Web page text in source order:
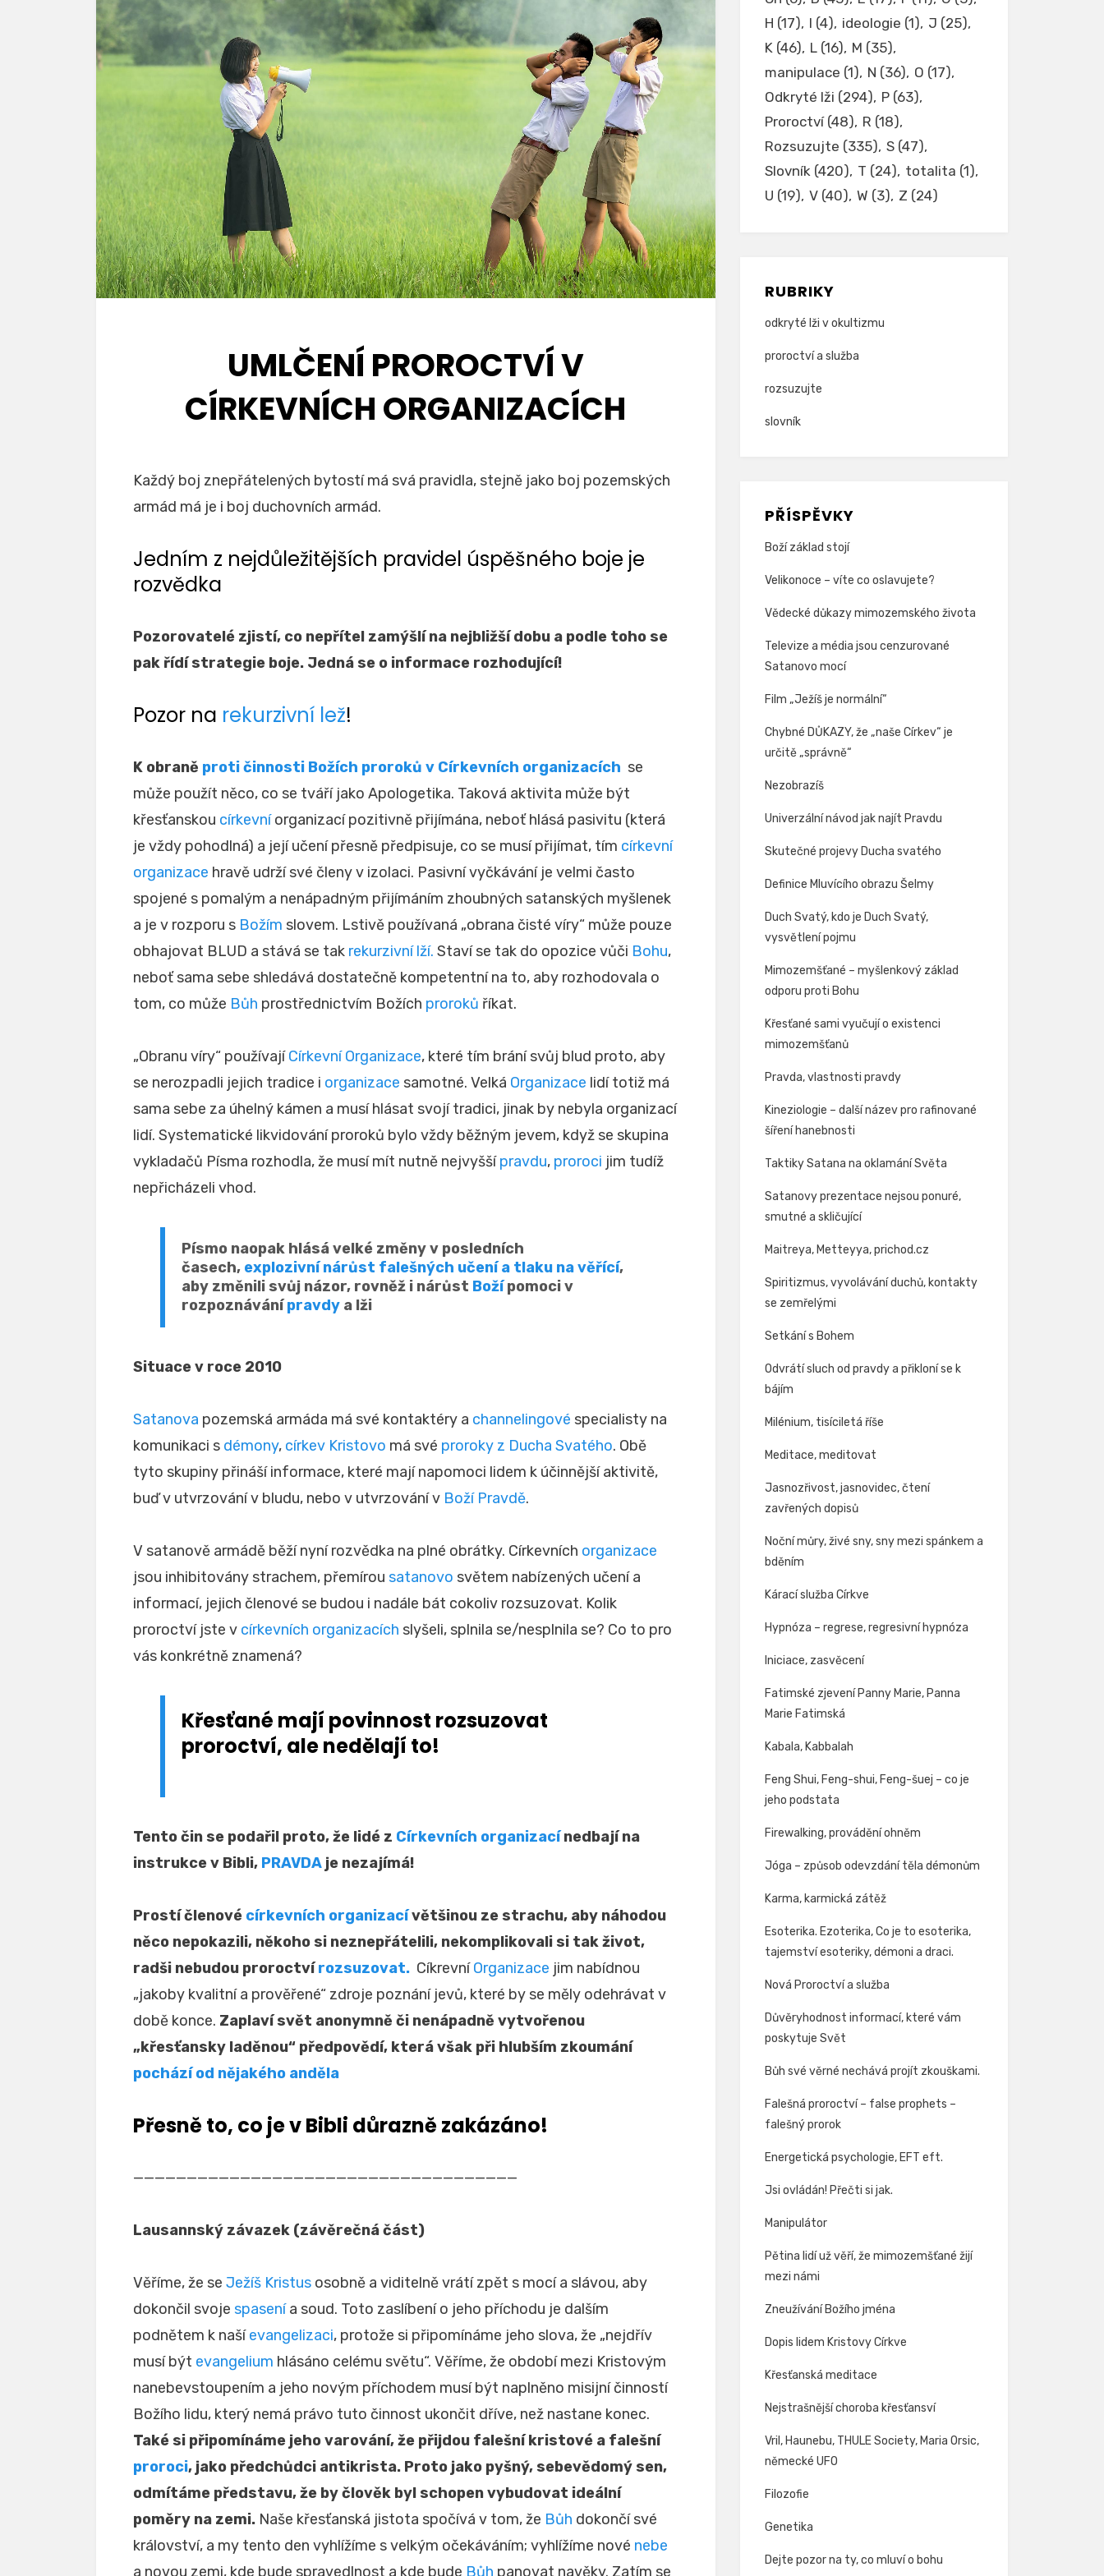
UMLČENÍ PROROCTVÍ V
CÍRKEVNÍCH ORGANIZACÍCH
Každý boj znepřátelených bytostí má svá pravidla, stejně jako boj pozemských
armád má je i boj duchovních armád.
Jedním z nejdůležitějších pravidel úspěšného boje je
rozvědka
Pozorovatelé zjistí, co nepřítel zamýšlí na nejbližší dobu a podle toho se
pak řídí strategie boje. Jedná se o informace rozhodující!
Pozor na rekurzivní lež!
K obraně proti činnosti Božích proroků v Církevních organizacích se
může použít něco, co se tváří jako Apologetika. Taková aktivita může být
křesťanskou církevníorganizací pozitivně přijímána, neboť hlásá pasivitu (která
je vždy pohodlná) a její učení přesně předpisuje, co se musí přijímat, tím církevní
organizace hravě udrží své členy v izolaci. Pasivní vyčkávání je velmi často
spojené s pomalým a nenápadným přijímáním zhoubných satanských myšlenek
a je v rozporu s Božím slovem. Lstivě používaná „obrana čisté víry“ může pouze
obhajovat BLUD a stává se tak rekurzivní lží. Staví se tak do opozice vůči Bohu,
neboť sama sebe shledává dostatečně kompetentní na to, aby rozhodovala o
tom, co může Bůh prostřednictvím Božích proroků říkat.
„Obranu víry“ používajíCírkevní Organizace, které tím brání svůj blud proto, aby
se nerozpadli jejich tradice i organizace samotné. Velká Organizace lidí totiž má
sama sebe za úhelný kámen a musí hlásat svojí tradici, jinak by nebyla organizací
lidí. Systematické likvidování proroků bylo vždy běžným jevem, když se skupina
vykladačů Písma rozhodla, že musí mít nutně nejvyššípravdu, proroci jim tudíž
nepřicházeli vhod.
Písmo naopak hlásá velké změny v posledních
časech, explozivní nárůst falešných učení a tlaku na věřící,
aby změnili svůj názor, rovněž i nárůst Božípomoci v
rozpoznávánípravdy a lži
Situace v roce 2010
Satanova pozemská armáda má své kontaktéry a channelingové specialisty na
komunikaci s démony, církev Kristovo má své proroky z Ducha Svatého. Obě
tyto skupiny přináší informace, které mají napomoci lidem k účinnější aktivitě,
buď v utvrzování v bludu, nebo v utvrzování v Boží Pravdě.
V satanově armádě běží nyní rozvědka na plné obrátky. Církevních organizace
jsou inhibitovány strachem, přemírou satanovo světem nabízených učení a
informací, jejich členové se budou i nadále bát cokoliv rozsuzovat. Kolik
proroctví jste v církevních organizacích slyšeli, splnila se/nesplnila se? Co to pro
vás konkrétně znamená?
Křesťané mají povinnost rozsuzovat
proroctví, ale nedělají to!
Tento čin se podařil proto, že lidé z Církevních organizacínedbají na
instrukce v Bibli, PRAVDA je nezajímá!
Prostí členové církevních organizacívětšinou ze strachu, aby náhodou
něco nepokazili, někoho si neznepřátelili, nekomplikovali si tak život,
radši nebudou proroctvírozsuzovat. CíkrevníOrganizace jim nabídnou
„jakoby kvalitní a prověřené“ zdroje poznání jevů, které by se měly odehrávat v
době konce. Zaplaví svět anonymně či nenápadně vytvořenou
„křesťansky laděnou“ předpovědí, která však při hlubším zkoumání
pochází od nějakého anděla
Přesně to, co je v Bibli důrazně zakázáno!
————————————————————————————————————
Lausannský závazek (závěrečná část)
Věříme, že se Ježíš Kristus osobně a viditelně vrátí zpět s mocí a slávou, aby
dokončil svoje spasenía soud. Toto zaslíbení o jeho příchodu je dalším
podnětem k našíevangelizaci, protože si připomínáme jeho slova, že „nejdřív
musí být evangelium hlásáno celému světu“. Věříme, že období mezi Kristovým
nanebevstoupením a jeho novým příchodem musí být naplněno misijní činností
Božího lidu, který nemá právo tuto činnost ukončit dříve, než nastane konec.
Také si připomínáme jeho varování, že přijdou falešní kristové a falešní
proroci, jako předchůdci antikrista. Proto jako pyšný, sebevědomý sen,
odmítáme představu, že by člověk byl schopen vybudovat ideální
poměry na zemi. Naše křesťanská jistota spočívá v tom, že Bůh dokončí své
království, a my tento den vyhlížíme s velkým očekáváním; vyhlížíme nové nebe
a novou zemi, kde bude spravedlnost a kde bude Bůh panovat navěky. Zatím se
H (17) I (4) ideologie (1) J (25)
K(46) L(16) M (35)
manipulace (1) N (36) O (17)
Odkryté lži (294) P(63)
Proroctví(48) R (18)
Rozsuzujte (335) S(47)
Slovník(420) T (24) totalita (1)
U (19) V(40) W (3) Z (24)
RUBRIKY
odkryté lži v okultizmu
proroctví a služba
rozsuzujte
slovník
PŘÍSPĚVKY
Boží základ stojí
Velikonoce – víte co oslavujete?
Vědecké důkazy mimozemského života
Televize a média jsou cenzurované
Satanovo mocí
Film „Ježíš je normální“
Chybné DŮKAZY, že „naše Církev“ je
určitě „správně“
Nezobrazíš
Univerzální návod jak najít Pravdu
Skutečné projevy Ducha svatého
Definice Mluvícího obrazu Šelmy
Duch Svatý, kdo je Duch Svatý,
vysvětlení pojmu
Mimozemšťané – myšlenkový základ
odporu proti Bohu
Křesťané sami vyučují o existenci
mimozemšťanů
Pravda, vlastnosti pravdy
Kineziologie – další název pro rafinované
šíření hanebnosti
Taktiky Satana na oklamání Světa
Satanovy prezentace nejsou ponuré,
smutné a skličující
Maitreya, Metteyya, prichod.cz
Spiritizmus, vyvolávání duchů, kontakty
se zemřelými
Setkání s Bohem
Odvrátí sluch od pravdy a přikloní se k
bájím
Milénium, tisíciletá říše
Meditace, meditovat
Jasnozřivost, jasnovidec, čtení
zavřených dopisů
Noční můry, živé sny, sny mezi spánkem a
bděním
Kárací služba Církve
Hypnóza – regrese, regresivní hypnóza
Iniciace, zasvěcení
Fatimské zjevení Panny Marie, Panna
Marie Fatimská
Kabala, Kabbalah
Feng Shui, Feng-shui, Feng-šuej – co je
jeho podstata
Firewalking, provádění ohněm
Jóga – způsob odevzdání těla démonům
Karma, karmická zátěž
Esoterika. Ezoterika, Co je to esoterika,
tajemství esoteriky, démoni a draci.
Nová Proroctví a služba
Důvěryhodnost informací, které vám
poskytuje Svět
Bůh své věrné nechává projít zkouškami.
Falešná proroctví – false prophets –
falešný prorok
Energetická psychologie, EFT eft.
Jsi ovládán! Přečti si jak.
Manipulátor
Pětina lidí už věří, že mimozemšťané žijí
mezi námi
Zneužívání Božího jména
Dopis lidem Kristovy Církve
Křesťanská meditace
Nejstrašnější choroba křesťansví
Vril, Haunebu, THULE Society, Maria Orsic,
německé UFO
Filozofie
Genetika
Dejte pozor na ty, co mluví o bohu